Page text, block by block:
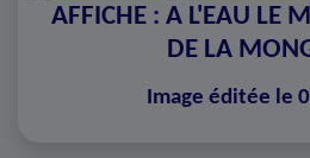
AFFICHE : A L'EAU LE
DE LA
Image éditée le